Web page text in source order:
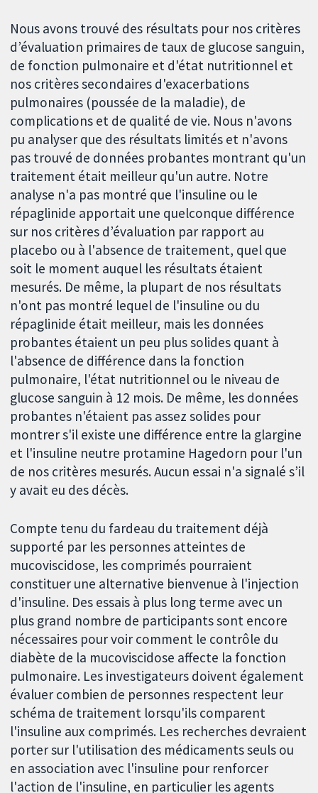
Nous avons trouvé des résultats pour nos critères
d’évaluation primaires de taux de glucose sanguin,
de fonction pulmonaire et d'état nutritionnel et
nos critères secondaires d'exacerbations
pulmonaires (poussée de la maladie), de
complications et de qualité de vie. Nous n'avons
pu analyser que des résultats limités et n'avons
pas trouvé de données probantes montrant qu'un
traitement était meilleur qu'un autre. Notre
analyse n'a pas montré que l'insuline ou le
répaglinide apportait une quelconque différence
sur nos critères d’évaluation par rapport au
placebo ou à l'absence de traitement, quel que
soit le moment auquel les résultats étaient
mesurés. De même, la plupart de nos résultats
n'ont pas montré lequel de l'insuline ou du
répaglinide était meilleur, mais les données
probantes étaient un peu plus solides quant à
l'absence de différence dans la fonction
pulmonaire, l'état nutritionnel ou le niveau de
glucose sanguin à 12 mois. De même, les données
probantes n'étaient pas assez solides pour
montrer s'il existe une différence entre la glargine
et l'insuline neutre protamine Hagedorn pour l'un
de nos critères mesurés. Aucun essai n'a signalé s’il
y avait eu des décès.
Compte tenu du fardeau du traitement déjà
supporté par les personnes atteintes de
mucoviscidose, les comprimés pourraient
constituer une alternative bienvenue à l'injection
d'insuline. Des essais à plus long terme avec un
plus grand nombre de participants sont encore
nécessaires pour voir comment le contrôle du
diabète de la mucoviscidose affecte la fonction
pulmonaire. Les investigateurs doivent également
évaluer combien de personnes respectent leur
schéma de traitement lorsqu'ils comparent
l'insuline aux comprimés. Les recherches devraient
porter sur l'utilisation des médicaments seuls ou
en association avec l'insuline pour renforcer
l'action de l'insuline, en particulier les agents